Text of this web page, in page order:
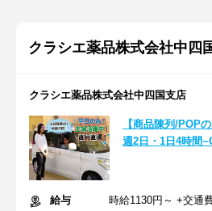
クラシエ薬品株式会社中四
クラシエ薬品株式会社中四国支店
【商品陳列/POP
週2日・1日4時間
給与
時給1130円～ +交通